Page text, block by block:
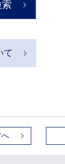
て
へ